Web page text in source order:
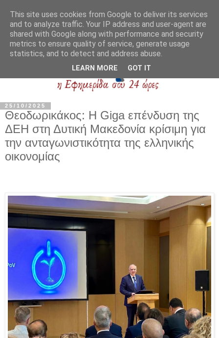
25/10/2025
Θεοδωρικάκος: Η Giga επένδυση της
ΔΕΗ στη Δυτική Μακεδονία κρίσιμη για
την ανταγωνιστικότητα της ελληνικής
οικονομίας
This site uses cookies from Google to deliver its services
and to analyze traffic. Your IP address and user-agent are
shared with Google along with performance and security
metrics to ensure quality of service, generate usage
statistics, and to detect and address abuse.
LEARN MORE GOT IT